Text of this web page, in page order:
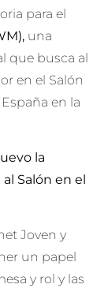
para el
una
que busca al
en el Salón
en la
la
Salón en el
Joven y
un papel
y rol y las